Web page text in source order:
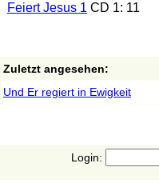
Feiert Jesus 1 CD 1: 11
Zuletzt angesehen:
Und Er regiert in Ewigkeit
Login: